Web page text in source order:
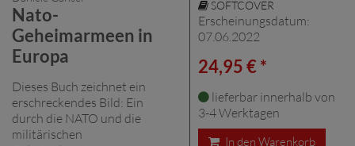
Nato-
Geheimarmeen in
Europa
Dieses Buch zeichnet ein
erschreckendes Bild: Ein
durch die NATO und die
militärischen
SOFTCOVER
Erscheinungsdatum:
07.06.2022
24,95 € *
lieferbar innerhalb von
3-4 Werktagen
In den Warenkorb